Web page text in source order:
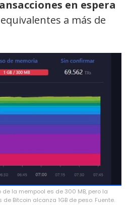
en espera
a más de
la mempool es de 300 MB, pero la
Bitcoin alcanza 1GB de peso. Fuente.